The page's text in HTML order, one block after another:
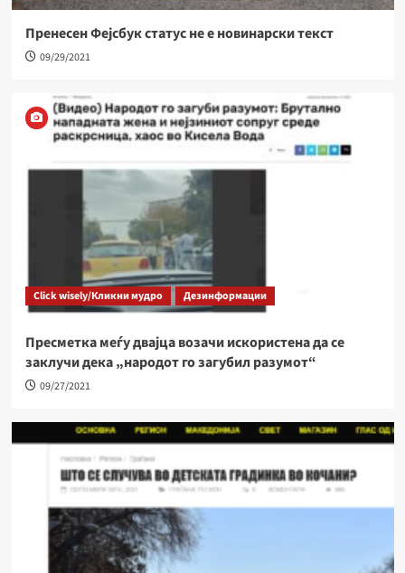
Пренесен Фејсбук статус не е новинарски текст
09/29/2021
Click wisely/Кликни мудро Дезинформации
Пресметка меѓу двајца возачи искористена да се
заклучи дека „народот го загубил разумот“
09/27/2021